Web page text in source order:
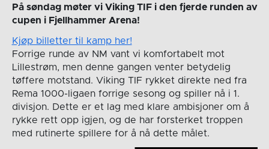
På søndag møter vi Viking TIF i den fjerde runden av
cupen i Fjellhammer Arena!
Kjøp billetter til kamp her!
Forrige runde av NM vant vi komfortabelt mot
Lillestrøm, men denne gangen venter betydelig
tøffere motstand. Viking TIF rykket direkte ned fra
Rema 1000-ligaen forrige sesong og spiller nå i 1.
divisjon. Dette er et lag med klare ambisjoner om å
rykke rett opp igjen, og de har forsterket troppen
med rutinerte spillere for å nå dette målet.